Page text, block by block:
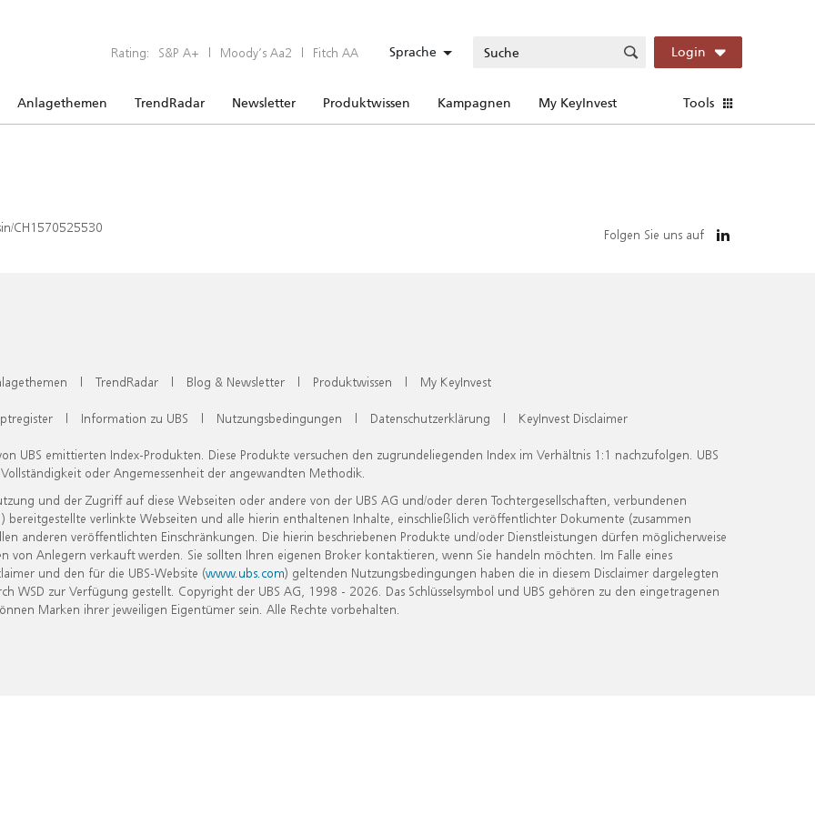
Rating: S&P A+ | Moody’s Aa2 | Fitch AA Sprache Login
Anlagethemen TrendRadar Newsletter Produktwissen Kampagnen My KeyInvest Tools
CH1570525530 Folgen Sie uns auf
| TrendRadar | Blog & Newsletter | Produktwissen | My KeyInvest
| Information zu UBS | Nutzungsbedingungen | Datenschutzerklärung | KeyInvest Disclaimer
UBS emittierten Index-Produkten. Diese Produkte versuchen den zugrundeliegenden Index im Verhältnis 1:1 nachzufolgen. UBS
oder Angemessenheit der angewandten Methodik.
und der Zugriff auf diese Webseiten oder andere von der UBS AG und/oder deren Tochtergesellschaften, verbundenen
verlinkte Webseiten und alle hierin enthaltenen Inhalte, einschließlich veröffentlichter Dokumente (zusammen
anderen veröffentlichten Einschränkungen. Die hierin beschriebenen Produkte und/oder Dienstleistungen dürfen möglicherweise
Anlegern verkauft werden. Sie sollten Ihren eigenen Broker kontaktieren, wenn Sie handeln möchten. Im Falle eines
und den für die UBS-Website (www.ubs.com) geltenden Nutzungsbedingungen haben die in diesem Disclaimer dargelegten
zur Verfügung gestellt. Copyright der UBS AG, 1998 - 2026. Das Schlüsselsymbol und UBS gehören zu den eingetragenen
Marken ihrer jeweiligen Eigentümer sein. Alle Rechte vorbehalten.